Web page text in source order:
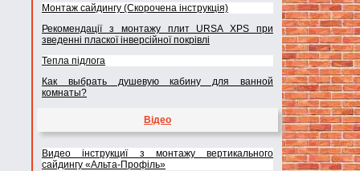
Монтаж сайдингу (Скорочена інструкція)
Рекомендації з монтажу плит URSA XPS при
зведенні пласкої інверсійної покрівлі
Тепла підлога
Как выбрать душевую кабину для ванной
комнаты?
Відео
Видео інструкциї з монтажу вертикального
сайдингу «Альта-Профіль»